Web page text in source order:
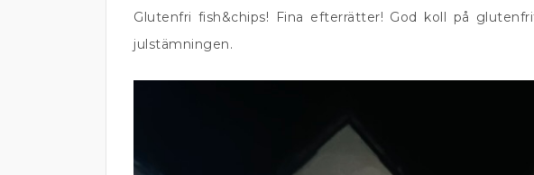
Glutenfri fish&chips! Fina efterrätter! God koll på
julstämningen.